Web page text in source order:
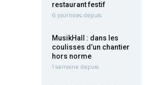
restaurant festif
6 journées depuis
MusikHall : dans les
coulisses d’un chantier
hors norme
1 semaine depuis